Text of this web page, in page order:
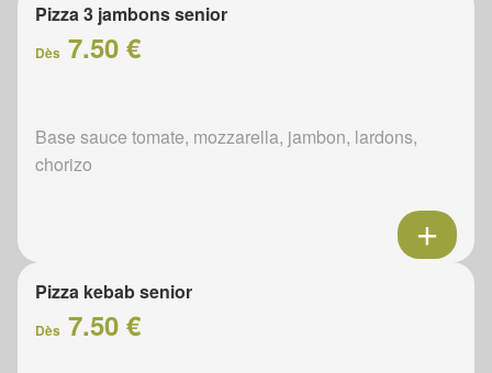
Pizza 3 jambons senior
Dès 7.50 €
Base sauce tomate, mozzarella, jambon, lardons,
chorizo
Pizza kebab senior
Dès 7.50 €